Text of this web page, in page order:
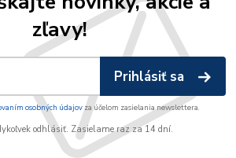
zľavy!
Prihlásiť sa
osobných údajovza účelom zasielania newslettera.
odhlásiť. Zasielame raz za 14 dní.